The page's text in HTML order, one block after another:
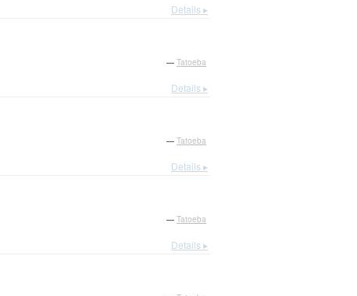
Details ▸
— Tatoeba
Details ▸
— Tatoeba
Details ▸
— Tatoeba
Details ▸